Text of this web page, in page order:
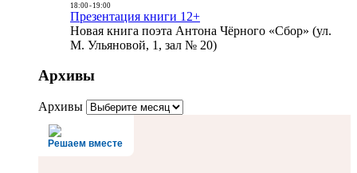
18:00- 19:00
Презентация книги 12+
Новая книга поэта Антона Чёрного «Сбор» (ул.
М. Ульяновой, 1, зал № 20)
Архивы
Архивы
Решаем вместе